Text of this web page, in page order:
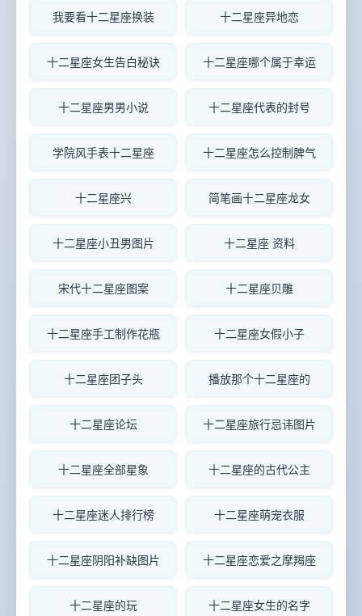
我要看十二星座换装 十二星座异地恋
十二星座女生告白秘诀 十二星座哪个属于幸运
十二星座男男小说 十二星座代表的封号
学院风手表十二星座 十二星座怎么控制脾气
十二星座兴 简笔画十二星座龙女
十二星座小丑男图片 十二星座 资料
宋代十二星座图案 十二星座贝雕
十二星座手工制作花瓶 十二星座女假小子
十二星座团子头 播放那个十二星座的
十二星座论坛 十二星座旅行忌讳图片
十二星座全部星象 十二星座的古代公主
十二星座迷人排行榜 十二星座萌宠衣服
十二星座阴阳补缺图片 十二星座恋爱之摩羯座
十二星座的玩 十二星座女生的名字